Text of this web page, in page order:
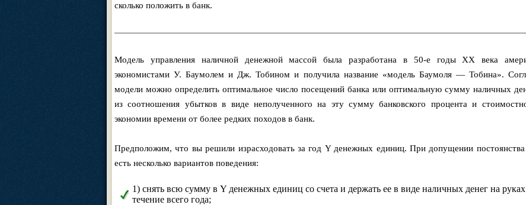
сколько положить в банк.
Модель управления наличной денежной массой была разработана в 50-е годы XX века
экономистами У. Баумолем и Дж. Тобином и получила название «модель Баумоля — Тобина».
модели можно определить оптимальное число посещений банка или оптимальную сумму наличных
из соотношения убытков в виде неполученного на эту сумму банковского процента и
экономии времени от более редких походов в банк.
Предположим, что вы решили израсходовать за год Y денежных единиц. При допущении
есть несколько вариантов поведения:
1) снять всю сумму в Y денежных единиц со счета и держать ее в виде наличных денег на
течение всего года;